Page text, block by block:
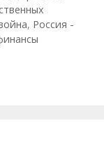
, Россия -